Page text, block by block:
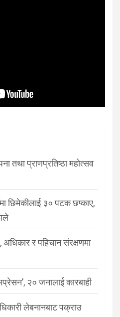
तथा प्राणप्रतिष्ठा महोत्सव
छिमेकीलाई ३० पटक छप्काए,
र पहिचान संरक्षणमा
२० जनालाई कारबाही
लेबनानबाट पक्राउ